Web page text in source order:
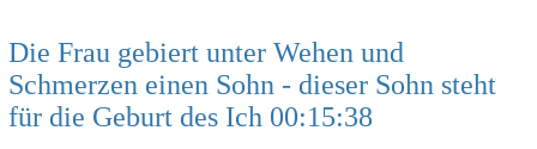
Die Frau gebiert unter Wehen und
Schmerzen einen Sohn - dieser Sohn steht
für die Geburt des Ich 00:15:38